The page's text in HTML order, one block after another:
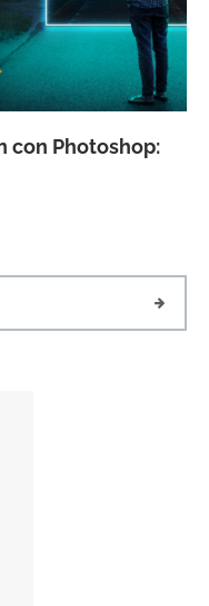
con Photoshop: